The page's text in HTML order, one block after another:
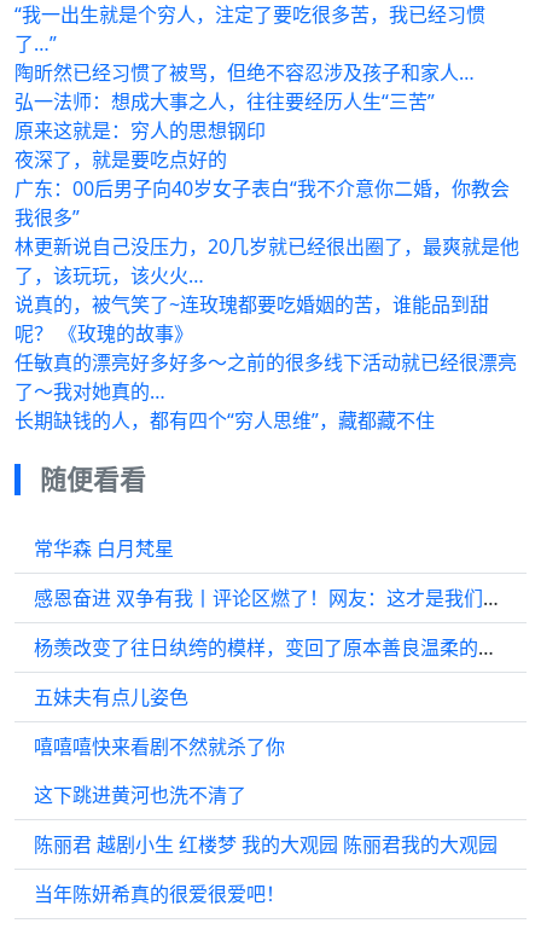
“我一出生就是个穷人，注定了要吃很多苦，我已经习惯
了…”
陶昕然已经习惯了被骂，但绝不容忍涉及孩子和家人…
弘一法师：想成大事之人，往往要经历人生“三苦”
原来这就是：穷人的思想钢印
夜深了，就是要吃点好的
广东：00后男子向40岁女子表白“我不介意你二婚，你教会
我很多”
林更新说自己没压力，20几岁就已经很出圈了，最爽就是他
了，该玩玩，该火火…
说真的，被气笑了~连玫瑰都要吃婚姻的苦，谁能品到甜
呢？ 《玫瑰的故事》
任敏真的漂亮好多好多～之前的很多线下活动就已经很漂亮
了～我对她真的…
长期缺钱的人，都有四个“穷人思维”，藏都藏不住
随便看看
常华森 白月梵星
感恩奋进 双争有我丨评论区燃了！网友：这才是我们该追的星
杨羡改变了往日纨绔的模样，变回了原本善良温柔的样子，五娘真的是他的救赎啊
五妹夫有点儿姿色
嘻嘻嘻快来看剧不然就杀了你
这下跳进黄河也洗不清了
陈丽君 越剧小生 红楼梦 我的大观园 陈丽君我的大观园
当年陈妍希真的很爱很爱吧！